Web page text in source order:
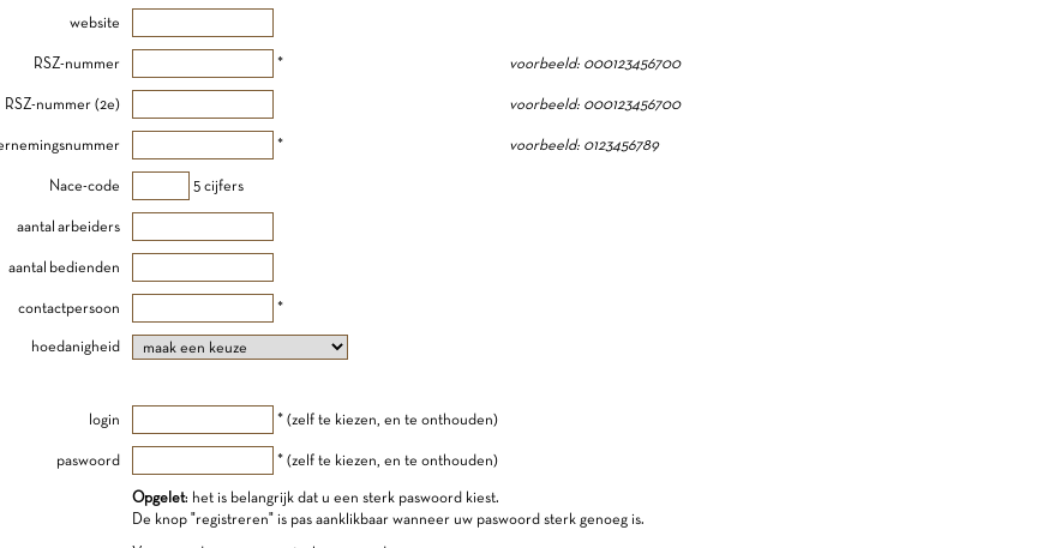
website
RSZ-nummer * voorbeeld: 000123456700
RSZ-nummer (2e) voorbeeld: 000123456700
* voorbeeld: 0123456789
Nace-code 5 cijfers
aantal arbeiders
aantal bedienden
contactpersoon *
hoedanigheid
login * (zelf te kiezen, en te onthouden)
paswoord * (zelf te kiezen, en te onthouden)
Opgelet: het is belangrijk dat u een sterk paswoord kiest.
De knop "registreren" is pas aanklikbaar wanneer uw paswoord sterk genoeg is.